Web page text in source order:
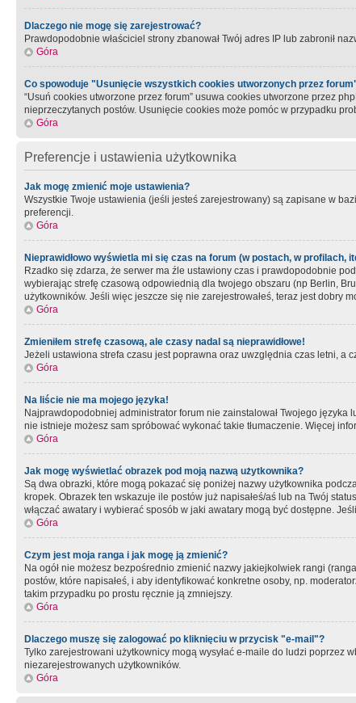
Dlaczego nie mogę się zarejestrować?
Prawdopodobnie właściciel strony zbanował Twój adres IP lub zabronił
Góra
Co spowoduje "Usunięcie wszystkich cookies utworzonych przez
“Usuń cookies utworzone przez forum” usuwa cookies utworzone przez
nieprzeczytanych postów. Usunięcie cookies może pomóc w przypadku
Góra
Preferencje i ustawienia użytkownika
Jak mogę zmienić moje ustawienia?
Wszystkie Twoje ustawienia (jeśli jesteś zarejestrowany) są zapisane w
preferencji.
Góra
Nieprawidłowo wyświetla mi się czas na forum (w postach, w profilach,
Rzadko się zdarza, że serwer ma źle ustawiony czas i prawdopodobnie
wybierając strefę czasową odpowiednią dla twojego obszaru (np Berlin,
użytkowników. Jeśli więc jeszcze się nie zarejestrowałeś, teraz jest dobry
Góra
Zmieniłem strefę czasową, ale czasy nadal są nieprawidłowe!
Jeżeli ustawiona strefa czasu jest poprawna oraz uwzględnia czas letni, a
Góra
Na liście nie ma mojego języka!
Najprawdopodobniej administrator forum nie zainstalował Twojego języka
nie istnieje możesz sam spróbować wykonać takie tłumaczenie. Więcej
Góra
Jak mogę wyświetlać obrazek pod moją nazwą użytkownika?
Są dwa obrazki, które mogą pokazać się poniżej nazwy użytkownika
kropek. Obrazek ten wskazuje ile postów już napisałeś/aś lub na Twój
włączać awatary i wybierać sposób w jaki awatary mogą być dostępne.
Góra
Czym jest moja ranga i jak mogę ją zmienić?
Na ogół nie możesz bezpośrednio zmienić nazwy jakiejkolwiek rangi
postów, które napisałeś, i aby identyfikować konkretne osoby, np.
takim przypadku po prostu ręcznie ją zmniejszy.
Góra
Dlaczego muszę się zalogować po kliknięciu w przycisk "e-mail"?
Tylko zarejestrowani użytkownicy mogą wysyłać e-maile do ludzi poprzez
niezarejestrowanych użytkowników.
Góra